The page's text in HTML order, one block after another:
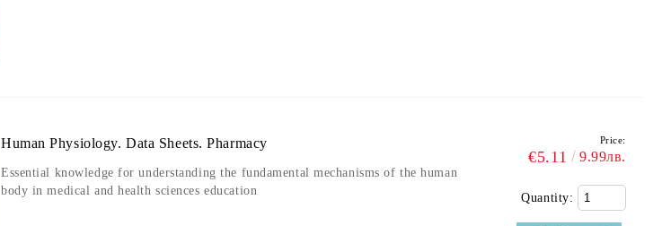
Human Physiology. Data Sheets. Pharmacy
Еssential knowledge for understanding the fundamental mechanisms of the human
body in medical and health sciences education
Price:
€5.11 9.99лв.
Quantity: